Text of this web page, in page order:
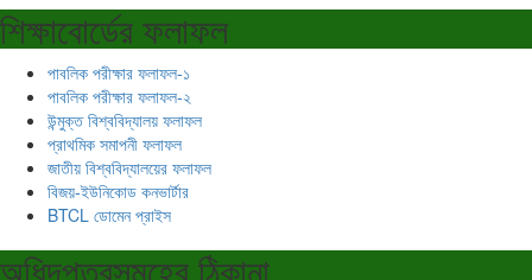
শিক্ষাবোর্ডের ফলাফল
পাবলিক পরীক্ষার ফলাফল-১
পাবলিক পরীক্ষার ফলাফল-২
উন্মুক্ত বিশ্ববিদ্যালয় ফলাফল
প্রাথমিক সমাপনী ফলাফল
জাতীয় বিশ্ববিদ্যালয়ের ফলাফল
বিজয়-ইউনিকোড কনভার্টার
BTCL ডোমেন প্রাইস
অধিদপ্তরসমূহের ঠিকানা